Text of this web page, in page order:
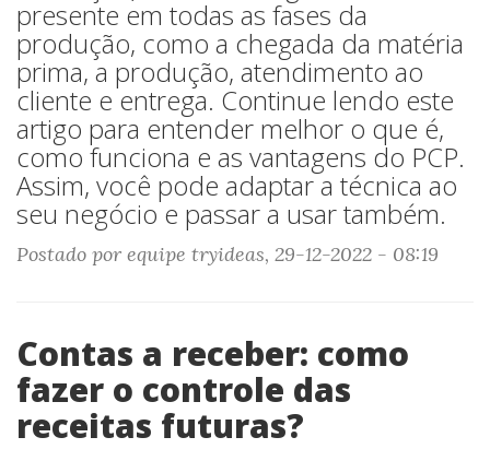
presente em todas as fases da
produção, como a chegada da matéria
prima, a produção, atendimento ao
cliente e entrega. Continue lendo este
artigo para entender melhor o que é,
como funciona e as vantagens do PCP.
Assim, você pode adaptar a técnica ao
seu negócio e passar a usar também.
Postado por equipe tryideas, 29-12-2022 - 08:19
Contas a receber: como
fazer o controle das
receitas futuras?